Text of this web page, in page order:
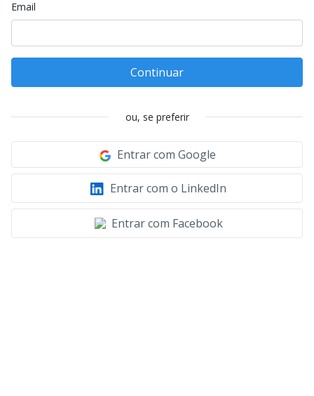
Email
Continuar
ou, se preferir
Entrar com Google
Entrar com o LinkedIn
Entrar com Facebook